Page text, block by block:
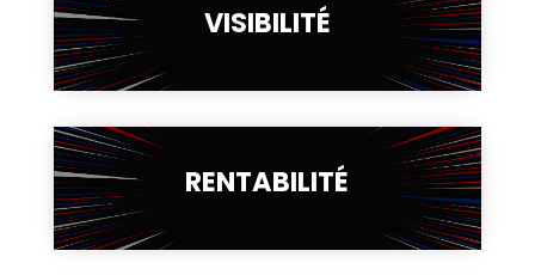
VISIBILITÉ
RENTABILITÉ